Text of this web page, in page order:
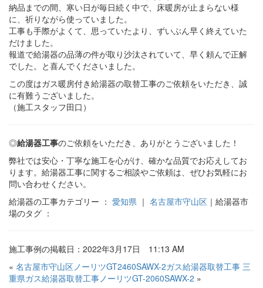
納品までの間、寒い日が毎日続く中で、床暖房が止まらない様
に、祈りながら使っていました。
工事も手際がよくて、思っていたより、ずいぶん早く終えていた
だけました。
報道で給湯器の品薄の件が取り沙汰されていて、早く頼んで正解
でした。と喜んでくださいました。
この度はガス暖房付き給湯器の取替工事のご依頼をいただき、誠
に有難うございました。
（施工スタッフ田口）
◎給湯器工事のご依頼をいただき、ありがとうございました！
弊社では安心・丁寧な施工を心がけ、確かな品質でお応えしてお
ります。給湯器工事に関するご相談やご依頼は、ぜひお気軽にお
問い合わせください。
給湯器の工事カテゴリー ： 愛知県 ｜ 名古屋市守山区 ｜給湯器市
場のタグ ：
施工事例の掲載日：2022年3月17日 11:13 AM
« 名古屋市守山区ノーリツGT2460SAWX-2ガス給湯器取替工事 三
重県ガス給湯器取替工事ノーリツGT-2060SAWX-2 »